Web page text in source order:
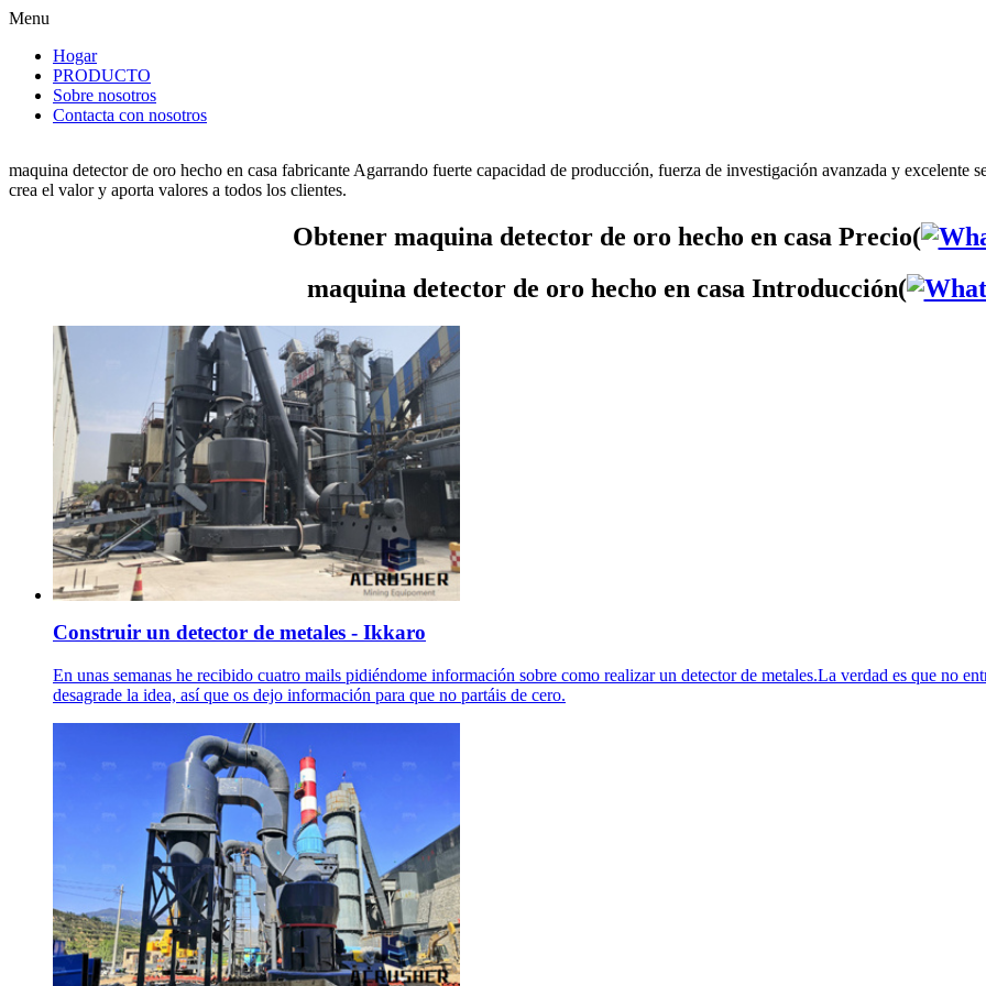
Menu
Hogar
PRODUCTO
Sobre nosotros
Contacta con nosotros
maquina detector de oro hecho en casa fabricante Agarrando fuerte capacidad de producción, fuerza de investigación avanzada y excelente
crea el valor y aporta valores a todos los clientes.
Obtener maquina detector de oro hecho en casa Precio(
maquina detector de oro hecho en casa Introducción(
Construir un detector de metales - Ikkaro
En unas semanas he recibido cuatro mails pidiéndome información sobre como realizar un detector de metales.La verdad es que no
desagrade la idea, así que os dejo información para que no partáis de cero.